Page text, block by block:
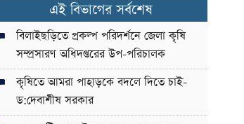
এই বিভাগের সর্বশেষ
বিলাইছড়িতে প্রকল্প পরিদর্শনে জেলা কৃষি
সম্প্রসারণ অধিদপ্তরের উপ-পরিচালক
কৃষিতে আমরা পাহাড়কে বদলে দিতে চাই-
ড:দেবাশীষ সরকার